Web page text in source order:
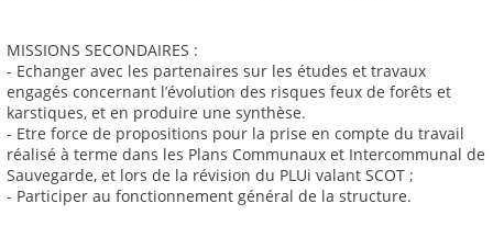
MISSIONS SECONDAIRES :
- Echanger avec les partenaires sur les études et travaux
engagés concernant l’évolution des risques feux de forêts et
karstiques, et en produire une synthèse.
- Etre force de propositions pour la prise en compte du travail
réalisé à terme dans les Plans Communaux et Intercommunal de
Sauvegarde, et lors de la révision du PLUi valant SCOT ;
- Participer au fonctionnement général de la structure.